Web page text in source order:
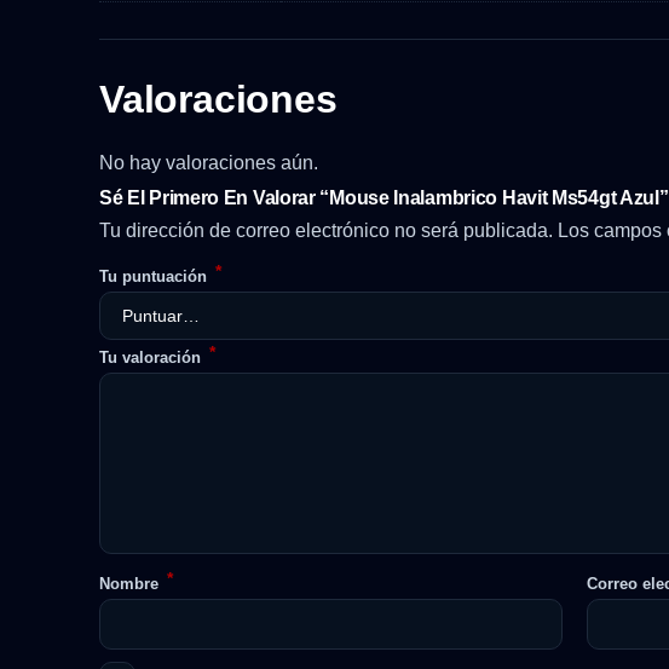
Valoraciones
No hay valoraciones aún.
Sé El Primero En Valorar “Mouse Inalambrico Havit Ms54gt Azul”
Tu dirección de correo electrónico no será publicada. Los
Tu puntuación *
Tu valoración *
Nombre * Correo